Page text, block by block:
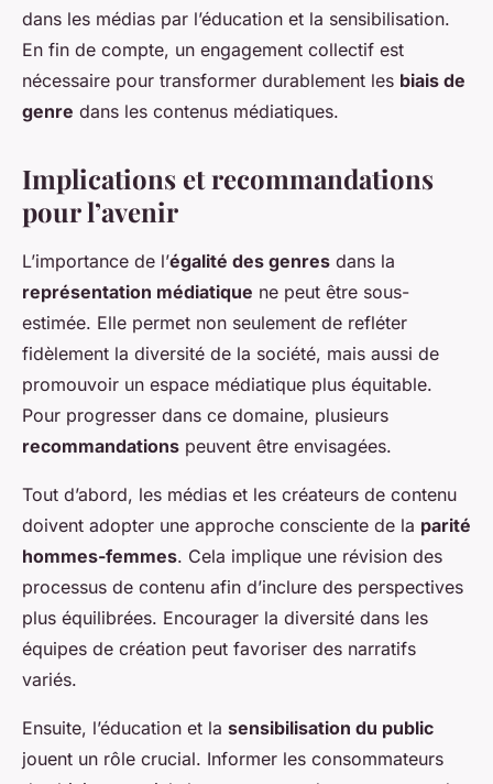
dans les médias par l’éducation et la sensibilisation.
En fin de compte, un engagement collectif est
nécessaire pour transformer durablement les biais de
genre dans les contenus médiatiques.
Implications et recommandations
pour l’avenir
L’importance de l’égalité des genres dans la
représentation médiatique ne peut être sous-
estimée. Elle permet non seulement de refléter
fidèlement la diversité de la société, mais aussi de
promouvoir un espace médiatique plus équitable.
Pour progresser dans ce domaine, plusieurs
recommandations peuvent être envisagées.
Tout d’abord, les médias et les créateurs de contenu
doivent adopter une approche consciente de la parité
hommes-femmes. Cela implique une révision des
processus de contenu afin d’inclure des perspectives
plus équilibrées. Encourager la diversité dans les
équipes de création peut favoriser des narratifs
variés.
Ensuite, l’éducation et la sensibilisation du public
jouent un rôle crucial. Informer les consommateurs